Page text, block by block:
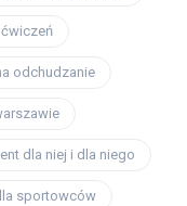
odchudzanie
dla niej i dla niego
sportowców